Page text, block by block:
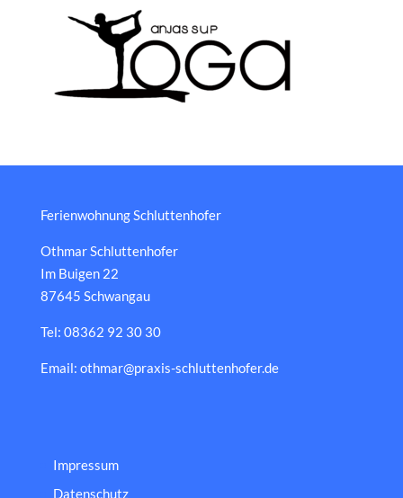
Ferienwohnung Schluttenhofer
Othmar Schluttenhofer
Im Buigen 22
87645 Schwangau
Tel: 08362 92 30 30
Email: othmar@praxis-schluttenhofer.de
Impressum
Datenschutz